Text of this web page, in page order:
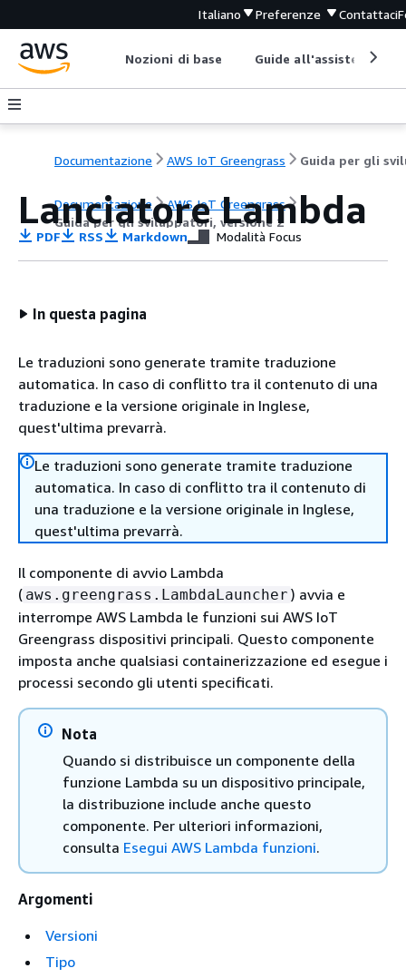
Italiano Preferenze Contattaci
Nozioni di base Guide all'assistenza
Documentazione AWS IoT Greengrass
Documentazione
AWS IoT Greengrass
Guida per gli sviluppatori, versione 2
Lanciatore Lambda
PDF RSS Markdown Modalità Focus
In questa pagina
Le traduzioni sono generate tramite traduzione
automatica. In caso di conflitto tra il contenuto di una
traduzione e la versione originale in Inglese,
quest'ultima prevarrà.
Le traduzioni sono generate tramite traduzione
automatica. In caso di conflitto tra il contenuto di
una traduzione e la versione originale in Inglese,
quest'ultima prevarrà.
Il componente di avvio Lambda
( aws.greengrass.LambdaLauncher ) avvia e
interrompe AWS Lambda le funzioni sui AWS IoT
Greengrass dispositivi principali. Questo componente
imposta anche qualsiasi containerizzazione ed esegue i
processi secondo gli utenti specificati.
Nota
Quando si distribuisce un componente della
funzione Lambda su un dispositivo principale,
la distribuzione include anche questo
componente. Per ulteriori informazioni,
consulta Esegui AWS Lambda funzioni.
Argomenti
Versioni
Tipo